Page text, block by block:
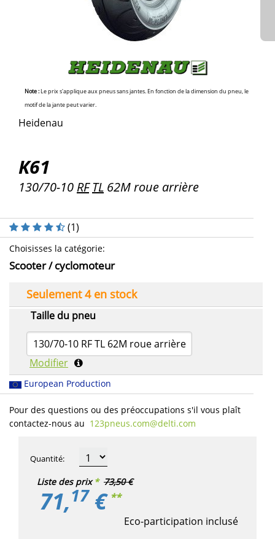
Note :Le prix s'applique aux pneus sans jantes. En fonction de la dimension du pneu, le
motif de la jante peut varier.
Heidenau
K61
130/70-10 RF TL 62M roue arrière
Choisisses la catégorie:
Scooter / cyclomoteur
Taille du pneu
130/70-10 RF TL 62M roue arrière
Modifier
Seulement 4 en stock
(1)
European Production
Pour des questions ou des préoccupations s'il vous plaît
contactez-nous au 123pneus.com​@delti.com
Liste des prix * 73,50 €
71,17€ **
Eco-participation inclusé
Quantité: